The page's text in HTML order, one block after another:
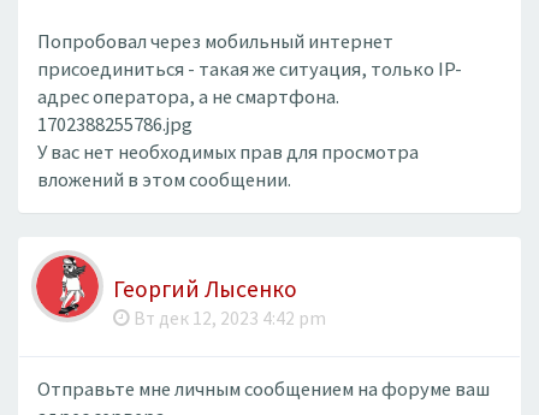
Попробовал через мобильный интернет
присоединиться - такая же ситуация, только IP-
адрес оператора, а не смартфона.
1702388255786.jpg
У вас нет необходимых прав для просмотра
вложений в этом сообщении.
Георгий Лысенко
Вт дек 12, 2023 4:42 pm
Отправьте мне личным сообщением на форуме ваш